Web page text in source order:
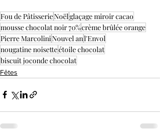
Fou de PâtisserieNoëlglaçage miroir cacao
mousse chocolat noir 70%crème brûlée orange
Pierre MarcoliniNouvel anl'Envol
nougatine noisetteétoile chocolat
biscuit joconde chocolat
Fêtes